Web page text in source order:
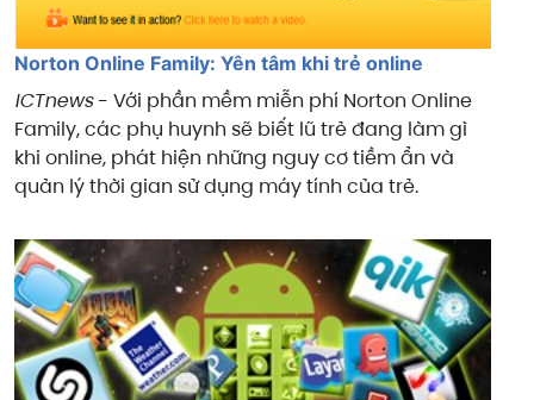
Norton Online Family: Yên tâm khi trẻ online
ICTnews- Với phần mềm miễn phí Norton Online
Family, các phụ huynh sẽ biết lũ trẻ đang làm gì
khi online, phát hiện những nguy cơ tiềm ẩn và
quản lý thời gian sử dụng máy tính của trẻ.